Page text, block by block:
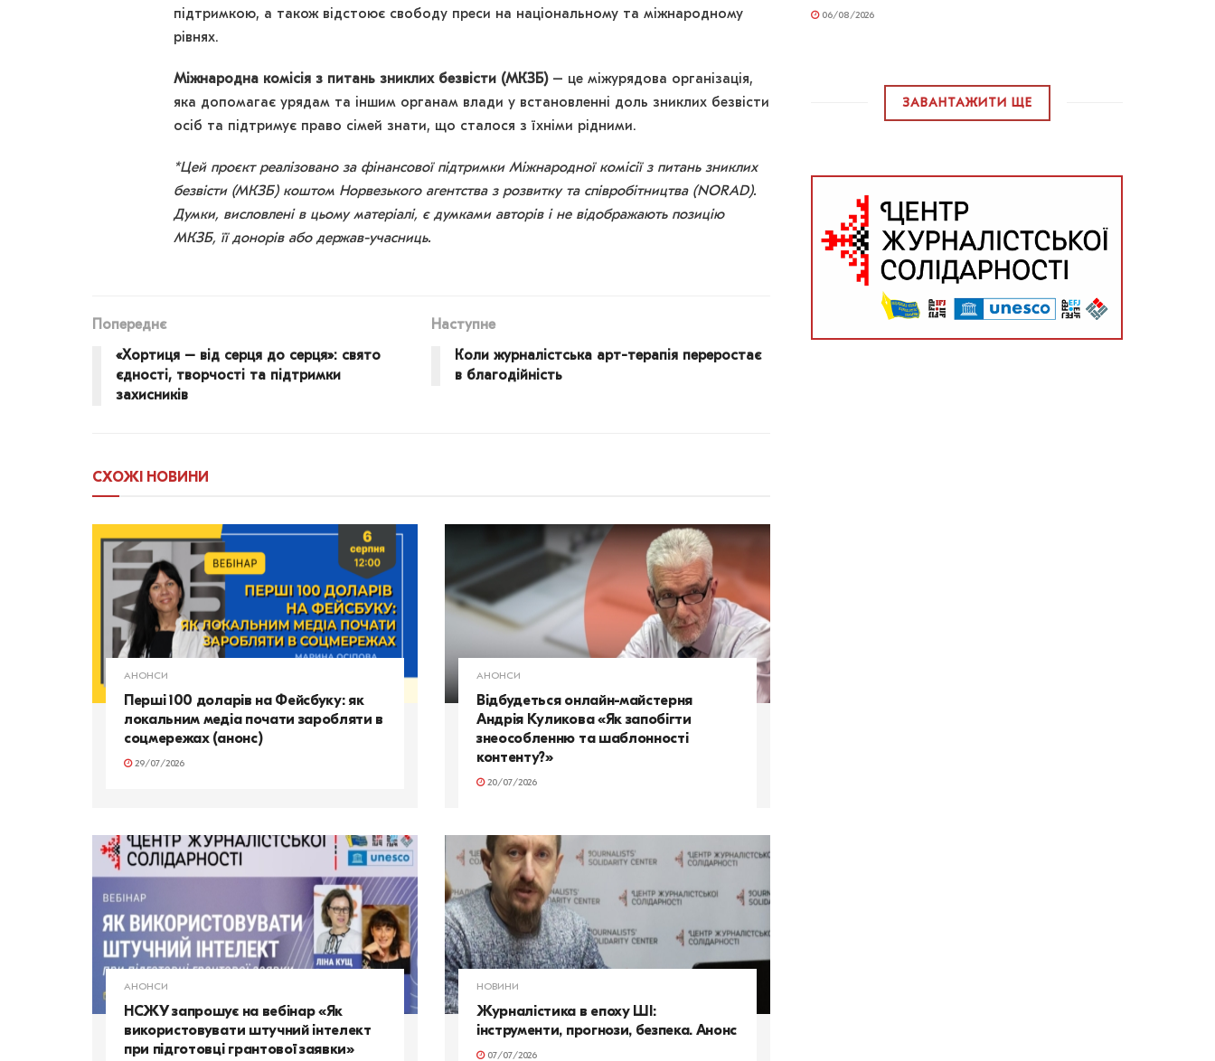
підтримкою, а також відстоює свободу преси на національному та міжнародному
рівнях.
Міжнародна комісія з питань зниклих безвісти (МКЗБ) – це міжурядова організація,
яка допомагає урядам та іншим органам влади у встановленні доль зниклих безвісти
осіб та підтримує право сімей знати, що сталося з їхніми рідними.
*Цей проєкт реалізовано за фінансової підтримки Міжнародної комісії з питань зниклих
безвісти (МКЗБ) коштом Норвезького агентства з розвитку та співробітництва (NORAD).
Думки, висловлені в цьому матеріалі, є думками авторів і не відображають позицію
МКЗБ, її донорів або держав-учасниць.
Попереднє
«Хортиця – від серця до серця»: свято
єдності, творчості та підтримки
захисників
Наступне
Коли журналістська арт-терапія переростає
в благодійність
СХОЖІ НОВИНИ
АНОНСИ
Перші 100 доларів на Фейсбуку: як
локальним медіа почати заробляти в
соцмережах (анонс)
29/07/2026
АНОНСИ
Відбудеться онлайн-майстерня
Андрія Куликова «Як запобігти
знеособленню та шаблонності
контенту?»
20/07/2026
АНОНСИ
НСЖУ запрошує на вебінар «Як
використовувати штучний інтелект
при підготовці грантової заявки»
НОВИНИ
Журналістика в епоху ШІ:
інструменти, прогнози, безпека. Анонс
07/07/2026
06/08/2026
ЗАВАНТАЖИТИ ЩЕ